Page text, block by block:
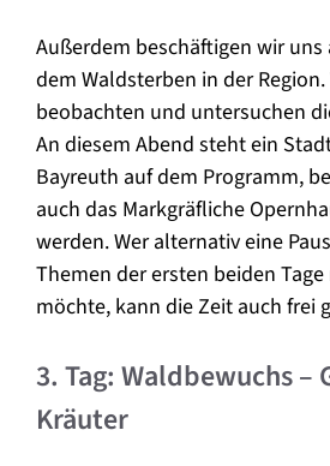
Außerdem beschäftigen wir uns
dem Waldsterben in der
beobachten und untersuchen
An diesem Abend steht ein
Bayreuth auf dem Programm,
auch das Markgräfliche
werden. Wer alternativ eine
Themen der ersten beiden
möchte, kann die Zeit auch frei
3. Tag: Waldbewuchs –
Kräuter